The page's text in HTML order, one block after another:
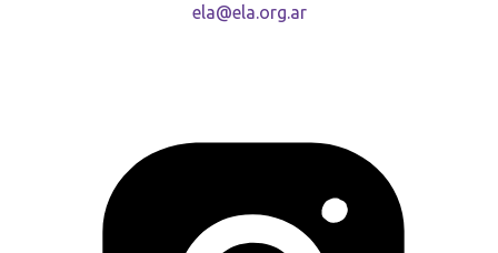
ela@ela.org.ar